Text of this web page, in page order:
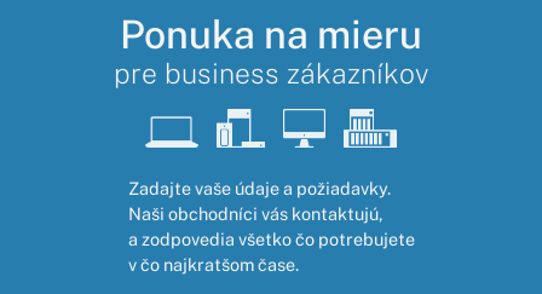
Ponuka na mieru
pre business zákazníkov
Zadajte vaše údaje a požiadavky.
Naši obchodníci vás kontaktujú,
a zodpovedia všetko čo potrebujete
v čo najkratšom čase.